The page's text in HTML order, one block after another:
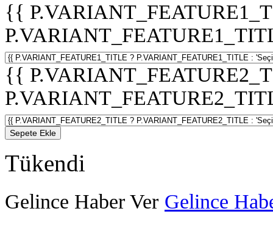
{{
{{
Sepete Ekle
Tükendi
Gelince Haber Ver Gelince